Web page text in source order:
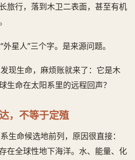
旅行，落到木卫二表面，甚至有机
星人”三个字。是来源问题。
现生命，麻烦账就来了：它是木
生命在太阳系里的远程回声？
，不等于定殖
生命候选地前列，原因很直接：
在全球性地下海洋。水、能量、化